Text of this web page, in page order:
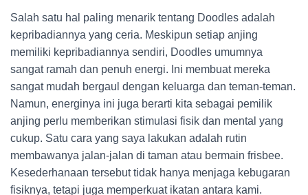
Salah satu hal paling menarik tentang Doodles adalah
kepribadiannya yang ceria. Meskipun setiap anjing
memiliki kepribadiannya sendiri, Doodles umumnya
sangat ramah dan penuh energi. Ini membuat mereka
sangat mudah bergaul dengan keluarga dan teman-teman.
Namun, energinya ini juga berarti kita sebagai pemilik
anjing perlu memberikan stimulasi fisik dan mental yang
cukup. Satu cara yang saya lakukan adalah rutin
membawanya jalan-jalan di taman atau bermain frisbee.
Kesederhanaan tersebut tidak hanya menjaga kebugaran
fisiknya, tetapi juga memperkuat ikatan antara kami.